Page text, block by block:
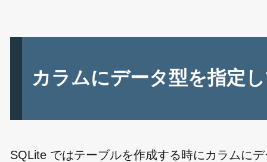
カラムにデータ型を指定
SQLite ではテーブルを作成する時にカラムに